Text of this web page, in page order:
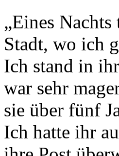
„Eines
Stadt, wo ich
Ich stand in
war sehr
sie über fünf
Ich hatte ihr